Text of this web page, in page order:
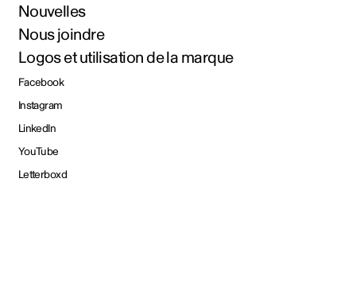
Nouvelles
Nous joindre
Logos et utilisation de la marque
Facebook
Instagram
LinkedIn
YouTube
Letterboxd